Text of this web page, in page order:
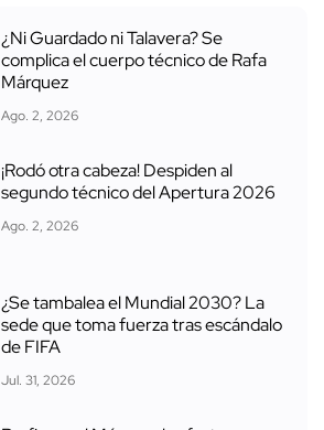
¿Ni Guardado ni Talavera? Se
complica el cuerpo técnico de Rafa
Márquez
Ago. 2, 2026
¡Rodó otra cabeza! Despiden al
segundo técnico del Apertura 2026
Ago. 2, 2026
¿Se tambalea el Mundial 2030? La
sede que toma fuerza tras escándalo
de FIFA
Jul. 31, 2026